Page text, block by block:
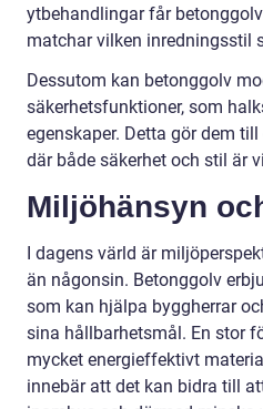
ytbehandlingar får
matchar vilken inredningsstil
Dessutom kan betonggolv
säkerhetsfunktioner, som
egenskaper. Detta gör dem
där både säkerhet och stil är
Miljöhänsyn
I dagens värld är
än någonsin. Betonggolv
som kan hjälpa byggherrar
sina hållbarhetsmål. En stor
mycket energieffektivt
innebär att det kan bidra till